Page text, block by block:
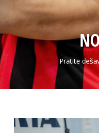
Pratite